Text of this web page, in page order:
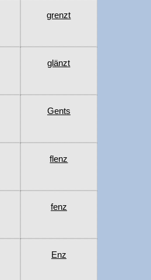
grenzt
glänzt
Gents
flenz
fenz
Enz